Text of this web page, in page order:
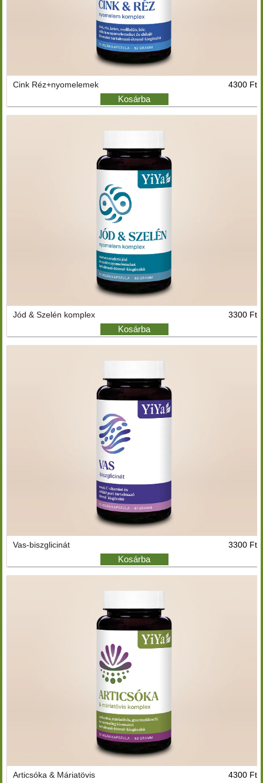
Cink Réz+nyomelemek 4300 Ft
Kosárba
Jód & Szelén komplex 3300 Ft
Kosárba
Vas-biszglicinát 3300 Ft
Kosárba
Articsóka & Máriatövis 4300 Ft